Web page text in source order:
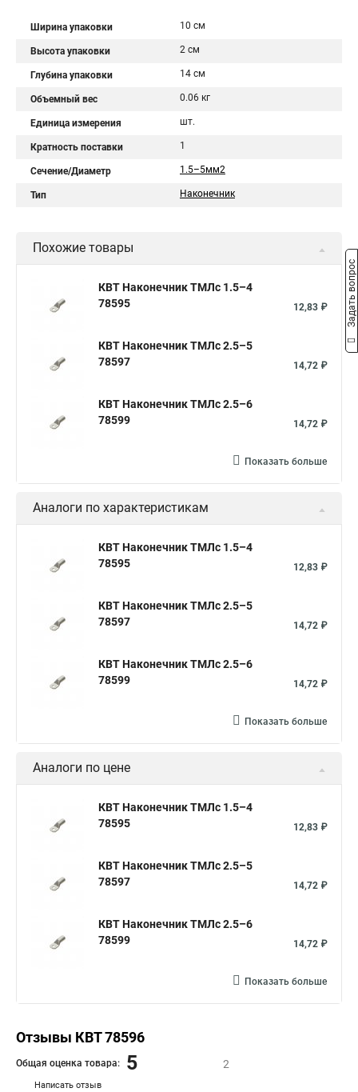
Ширина упаковки 10 см
Высота упаковки 2 см
Глубина упаковки 14 см
Объемный вес 0.06 кг
Единица измерения шт.
Кратность поставки 1
Сечение/Диаметр 1.5–5мм2
Тип Наконечник
Похожие товары
КВТ Наконечник ТМЛс 1.5–4
78595
12,83 ₽
КВТ Наконечник ТМЛс 2.5–5
78597
14,72 ₽
КВТ Наконечник ТМЛс 2.5–6
78599
14,72 ₽
Показать больше
Аналоги по характеристикам
КВТ Наконечник ТМЛс 1.5–4
78595
12,83 ₽
КВТ Наконечник ТМЛс 2.5–5
78597
14,72 ₽
КВТ Наконечник ТМЛс 2.5–6
78599
14,72 ₽
Показать больше
Аналоги по цене
КВТ Наконечник ТМЛс 1.5–4
78595
12,83 ₽
КВТ Наконечник ТМЛс 2.5–5
78597
14,72 ₽
КВТ Наконечник ТМЛс 2.5–6
78599
14,72 ₽
Показать больше
Отзывы КВТ 78596
Написать отзыв
Общая оценка товара: 5 2
Задать вопрос